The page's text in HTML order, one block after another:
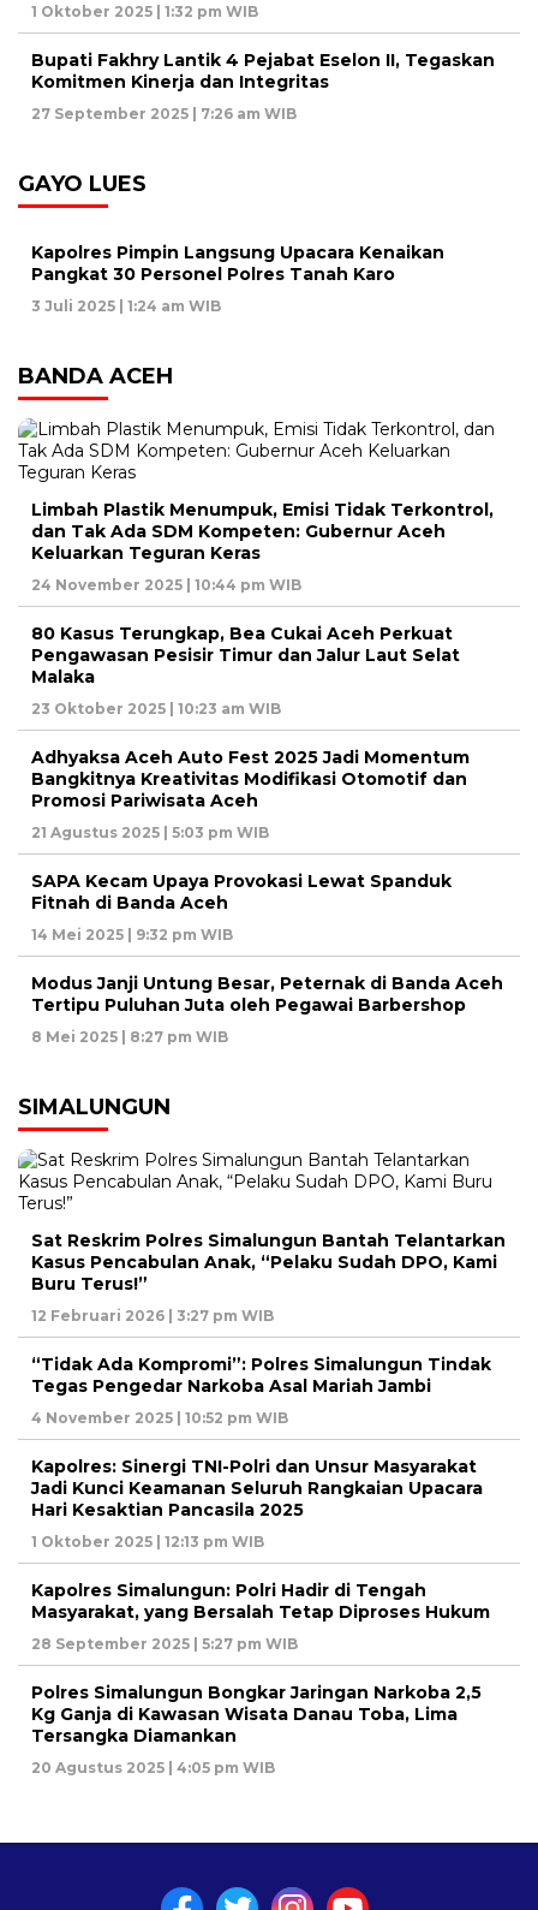
1 Oktober 2025 | 1:32 pm WIB
Bupati Fakhry Lantik 4 Pejabat Eselon II, Tegaskan
Komitmen Kinerja dan Integritas
27 September 2025 | 7:26 am WIB
GAYO LUES
Kapolres Pimpin Langsung Upacara Kenaikan
Pangkat 30 Personel Polres Tanah Karo
3 Juli 2025 | 1:24 am WIB
BANDA ACEH
Limbah Plastik Menumpuk, Emisi Tidak Terkontrol,
dan Tak Ada SDM Kompeten: Gubernur Aceh
Keluarkan Teguran Keras
24 November 2025 | 10:44 pm WIB
80 Kasus Terungkap, Bea Cukai Aceh Perkuat
Pengawasan Pesisir Timur dan Jalur Laut Selat
Malaka
23 Oktober 2025 | 10:23 am WIB
Adhyaksa Aceh Auto Fest 2025 Jadi Momentum
Bangkitnya Kreativitas Modifikasi Otomotif dan
Promosi Pariwisata Aceh
21 Agustus 2025 | 5:03 pm WIB
SAPA Kecam Upaya Provokasi Lewat Spanduk
Fitnah di Banda Aceh
14 Mei 2025 | 9:32 pm WIB
Modus Janji Untung Besar, Peternak di Banda Aceh
Tertipu Puluhan Juta oleh Pegawai Barbershop
8 Mei 2025 | 8:27 pm WIB
SIMALUNGUN
Sat Reskrim Polres Simalungun Bantah Telantarkan
Kasus Pencabulan Anak, “Pelaku Sudah DPO, Kami
Buru Terus!”
12 Februari 2026 | 3:27 pm WIB
“Tidak Ada Kompromi”: Polres Simalungun Tindak
Tegas Pengedar Narkoba Asal Mariah Jambi
4 November 2025 | 10:52 pm WIB
Kapolres: Sinergi TNI-Polri dan Unsur Masyarakat
Jadi Kunci Keamanan Seluruh Rangkaian Upacara
Hari Kesaktian Pancasila 2025
1 Oktober 2025 | 12:13 pm WIB
Kapolres Simalungun: Polri Hadir di Tengah
Masyarakat, yang Bersalah Tetap Diproses Hukum
28 September 2025 | 5:27 pm WIB
Polres Simalungun Bongkar Jaringan Narkoba 2,5
Kg Ganja di Kawasan Wisata Danau Toba, Lima
Tersangka Diamankan
20 Agustus 2025 | 4:05 pm WIB